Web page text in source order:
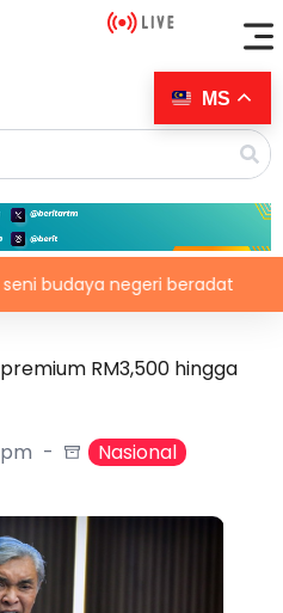
negeri beradat
RM3,500 hingga
Nasional
MS